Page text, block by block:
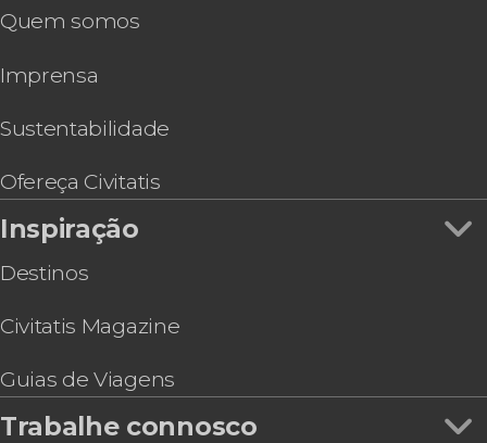
Ingresso do The Malta Experience + Santa
Malta Multi Pass
de Santa Katerina
Malta Discount Card
Ingresso do Malta 5D
Tour de quadriciclo por Gozo + Passeio de barco
Quem somos
Imprensa
Sustentabilidade
Ofereça Civitatis
Inspiração
Destinos
Civitatis Magazine
Guias de Viagens
Trabalhe connosco